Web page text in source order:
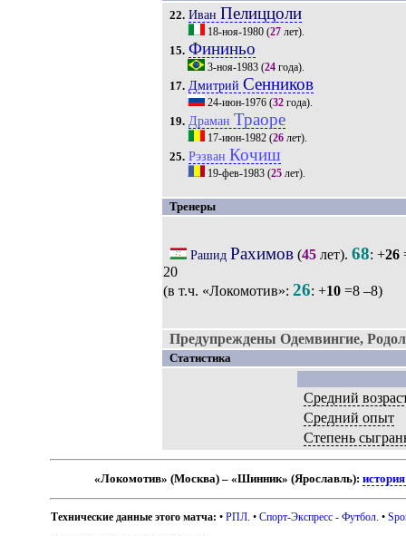
22. Иван Пелиццоли
18-ноя-1980(27лет).
15. Фининьо
3-ноя-1983(24года).
17. Дмитрий Сенников
24-июн-1976(32года).
19. Драман Траоре
17-июн-1982(26лет).
25. Рэзван Кочиш
19-фев-1983(25лет).
Тренеры
Рашид Рахимов(45лет). 68: +26
20
(в т.ч. «Локомотив»: 26: +10 =8 –8)
Предупреждены Одемвингие,
Статистика
Средний
Средний опыт
Степень
«Локомотив» (Москва) – «Шинник» (Ярославль):
Технические данные этого матча: •РПЛ . •Спорт-Экспресс - Футбол . •